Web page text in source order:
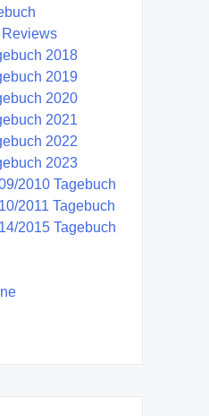
2018
2019
2020
2021
2022
2023
2010 Tagebuch
2011 Tagebuch
2015 Tagebuch